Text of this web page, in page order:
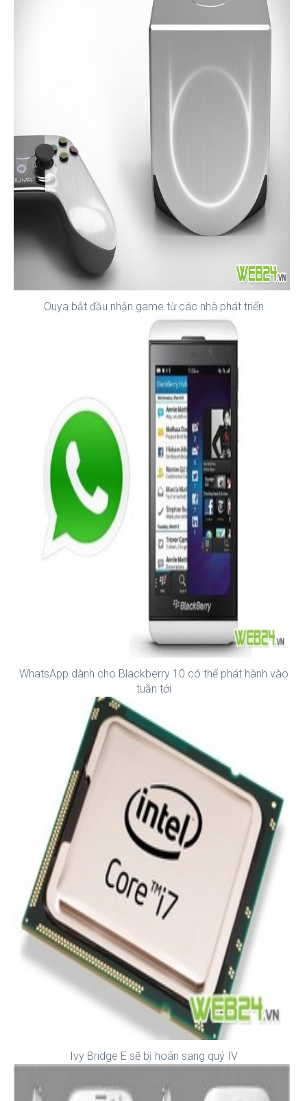
Ouya bắt đầu nhận game từ các nhà phát triển
WhatsApp dành cho Blackberry 10 có thể phát hành vào
tuần tới
Ivy Bridge E sẽ bị hoãn sang quý IV